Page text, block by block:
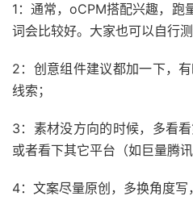
1：通常，oCPM搭配兴趣，跑
词会比较好。大家也可以自行测
2：创意组件建议都加一下，
线索；
3：素材没方向的时候，多看
或者看下其它平台（如巨量腾
4：文案尽量原创，多换角度写